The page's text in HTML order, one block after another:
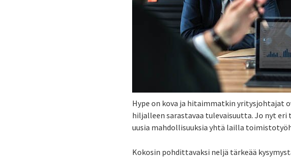
Hype on kova ja hitaimmatkin yritysjohtajat
hiljalleen sarastavaa tulevaisuutta. Jo nyt
uusia mahdollisuuksia yhtä lailla
Kokosin pohdittavaksi neljä tärkeää